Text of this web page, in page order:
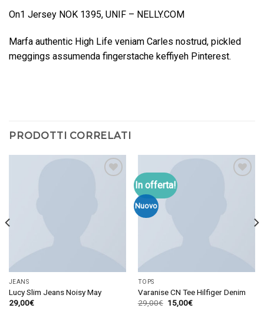
On1 Jersey NOK 1395, UNIF – NELLY.COM
Marfa authentic High Life veniam Carles nostrud, pickled
meggings assumenda fingerstache keffiyeh Pinterest.
PRODOTTI CORRELATI
JEANS
Lucy Slim Jeans Noisy May
29,00€
In offerta!
Nuovo
TOPS
Varanise CN Tee Hilfiger Denim
29,00€ 15,00€